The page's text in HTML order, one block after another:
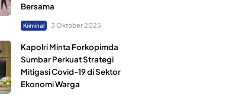
Bersama
Kriminal 3 Oktober 2025
Kapolri Minta Forkopimda
Sumbar Perkuat Strategi
Mitigasi Covid-19 di Sektor
Ekonomi Warga